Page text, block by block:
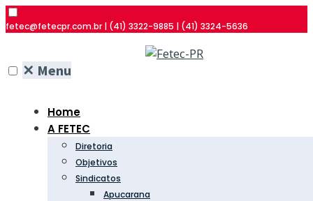
fetec@fetecpr.com.br | (41) 3322-9885 | (41) 3324-5636
✕ Menu
Home
A FETEC
Diretoria
Objetivos
Sindicatos
Apucarana